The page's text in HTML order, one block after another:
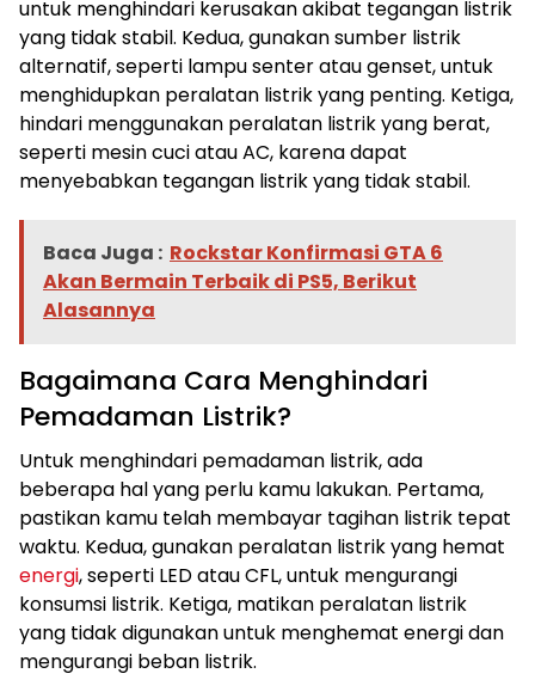
untuk menghindari kerusakan akibat tegangan listrik
yang tidak stabil. Kedua, gunakan sumber listrik
alternatif, seperti lampu senter atau genset, untuk
menghidupkan peralatan listrik yang penting. Ketiga,
hindari menggunakan peralatan listrik yang berat,
seperti mesin cuci atau AC, karena dapat
menyebabkan tegangan listrik yang tidak stabil.
Baca Juga : Rockstar Konfirmasi GTA 6
Akan Bermain Terbaik di PS5, Berikut
Alasannya
Bagaimana Cara Menghindari
Pemadaman Listrik?
Untuk menghindari pemadaman listrik, ada
beberapa hal yang perlu kamu lakukan. Pertama,
pastikan kamu telah membayar tagihan listrik tepat
waktu. Kedua, gunakan peralatan listrik yang hemat
energi, seperti LED atau CFL, untuk mengurangi
konsumsi listrik. Ketiga, matikan peralatan listrik
yang tidak digunakan untuk menghemat energi dan
mengurangi beban listrik.